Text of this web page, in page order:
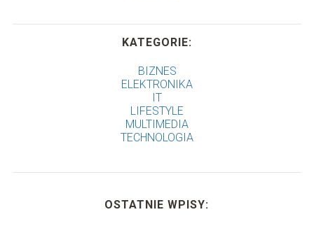
KATEGORIE:
BIZNES
ELEKTRONIKA
IT
LIFESTYLE
MULTIMEDIA
TECHNOLOGIA
OSTATNIE WPISY: